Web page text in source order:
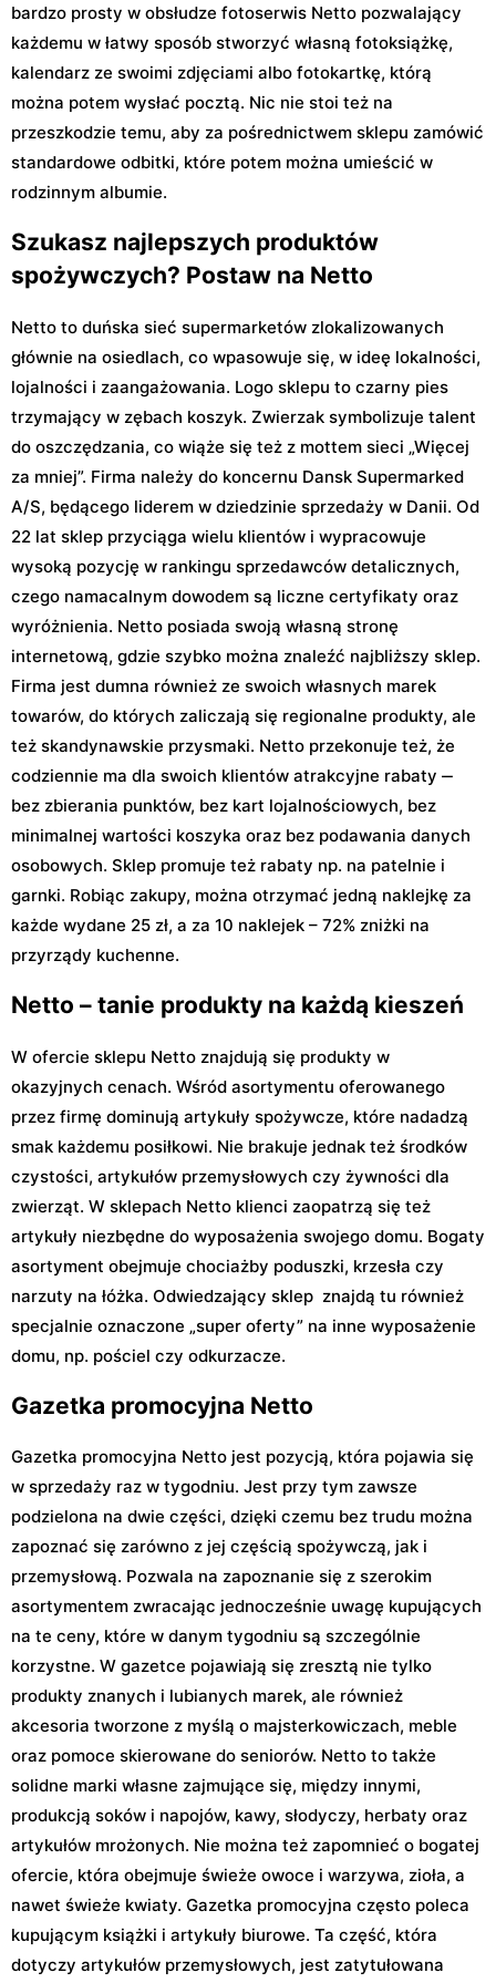
bardzo prosty w obsłudze fotoserwis Netto pozwalający
każdemu w łatwy sposób stworzyć własną fotoksiążkę,
kalendarz ze swoimi zdjęciami albo fotokartkę, którą
można potem wysłać pocztą. Nic nie stoi też na
przeszkodzie temu, aby za pośrednictwem sklepu zamówić
standardowe odbitki, które potem można umieścić w
rodzinnym albumie.
Szukasz najlepszych produktów
spożywczych? Postaw na Netto
Netto to duńska sieć supermarketów zlokalizowanych
głównie na osiedlach, co wpasowuje się, w ideę lokalności,
lojalności i zaangażowania. Logo sklepu to czarny pies
trzymający w zębach koszyk. Zwierzak symbolizuje talent
do oszczędzania, co wiąże się też z mottem sieci „Więcej
za mniej”. Firma należy do koncernu Dansk Supermarked
A/S, będącego liderem w dziedzinie sprzedaży w Danii. Od
22 lat sklep przyciąga wielu klientów i wypracowuje
wysoką pozycję w rankingu sprzedawców detalicznych,
czego namacalnym dowodem są liczne certyfikaty oraz
wyróżnienia. Netto posiada swoją własną stronę
internetową, gdzie szybko można znaleźć najbliższy sklep.
Firma jest dumna również ze swoich własnych marek
towarów, do których zaliczają się regionalne produkty, ale
też skandynawskie przysmaki. Netto przekonuje też, że
codziennie ma dla swoich klientów atrakcyjne rabaty ‒
bez zbierania punktów, bez kart lojalnościowych, bez
minimalnej wartości koszyka oraz bez podawania danych
osobowych. Sklep promuje też rabaty np. na patelnie i
garnki. Robiąc zakupy, można otrzymać jedną naklejkę za
każde wydane 25 zł, a za 10 naklejek – 72% zniżki na
przyrządy kuchenne.
Netto – tanie produkty na każdą kieszeń
W ofercie sklepu Netto znajdują się produkty w
okazyjnych cenach. Wśród asortymentu oferowanego
przez firmę dominują artykuły spożywcze, które nadadzą
smak każdemu posiłkowi. Nie brakuje jednak też środków
czystości, artykułów przemysłowych czy żywności dla
zwierząt. W sklepach Netto klienci zaopatrzą się też
artykuły niezbędne do wyposażenia swojego domu. Bogaty
asortyment obejmuje chociażby poduszki, krzesła czy
narzuty na łóżka. Odwiedzający sklep znajdą tu również
specjalnie oznaczone „super oferty” na inne wyposażenie
domu, np. pościel czy odkurzacze.
Gazetka promocyjna Netto
Gazetka promocyjna Netto jest pozycją, która pojawia się
w sprzedaży raz w tygodniu. Jest przy tym zawsze
podzielona na dwie części, dzięki czemu bez trudu można
zapoznać się zarówno z jej częścią spożywczą, jak i
przemysłową. Pozwala na zapoznanie się z szerokim
asortymentem zwracając jednocześnie uwagę kupujących
na te ceny, które w danym tygodniu są szczególnie
korzystne. W gazetce pojawiają się zresztą nie tylko
produkty znanych i lubianych marek, ale również
akcesoria tworzone z myślą o majsterkowiczach, meble
oraz pomoce skierowane do seniorów. Netto to także
solidne marki własne zajmujące się, między innymi,
produkcją soków i napojów, kawy, słodyczy, herbaty oraz
artykułów mrożonych. Nie można też zapomnieć o bogatej
ofercie, która obejmuje świeże owoce i warzywa, zioła, a
nawet świeże kwiaty. Gazetka promocyjna często poleca
kupującym książki i artykuły biurowe. Ta część, która
dotyczy artykułów przemysłowych, jest zatytułowana